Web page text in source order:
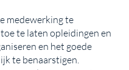
medewerking te
te laten opleidingen en
en het goede
te benaarstigen.